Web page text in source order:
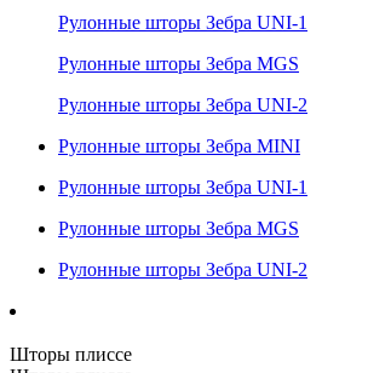
Рулонные шторы Зебра UNI-1
Рулонные шторы Зебра MGS
Рулонные шторы Зебра UNI-2
Рулонные шторы Зебра MINI
Рулонные шторы Зебра UNI-1
Рулонные шторы Зебра MGS
Рулонные шторы Зебра UNI-2
Шторы плиссе